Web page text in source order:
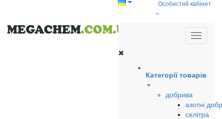
Особистий кабінет
Категорії товарів
добрива
азотні
селітра